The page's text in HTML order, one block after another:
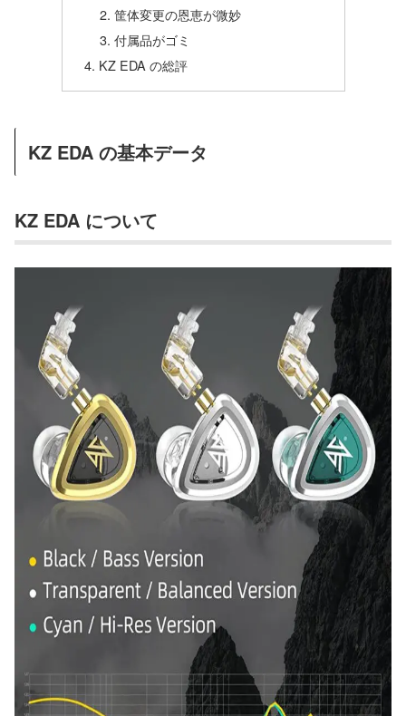
筐体変更の恩恵が微妙
付属品がゴミ
KZ EDA の総評
KZ EDA の基本データ
KZ EDA について